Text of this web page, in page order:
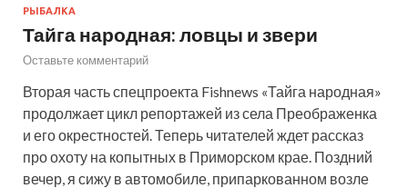
РЫБАЛКА
Тайга народная: ловцы и звери
Оставьте комментарий
Вторая часть спецпроекта Fishnews «Тайга народная»
продолжает цикл репортажей из села Преображенка
и его окрестностей. Теперь читателей ждет рассказ
про охоту на копытных в Приморском крае. Поздний
вечер, я сижу в автомобиле, припаркованном возле